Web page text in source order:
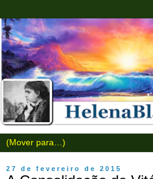
27 de fevereiro de 2015